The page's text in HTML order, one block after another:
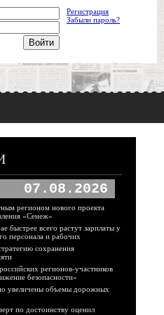
Регистрация
Забыли пароль?
07.08.2026
регионом нового проекта
«Сенеж»
быстрее всего растут зарплаты у
персонала и рабочих
сохранения
регионов-участников
безопасности»
увеличены объемы дорожных
по достоинству оценил